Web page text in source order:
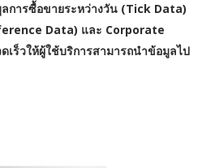
การซื้อขายระหว่างวัน (Tick Data)
Data) และ Corporate
เร็วให้ผู้ใช้บริการสามารถนำข้อมูลไป